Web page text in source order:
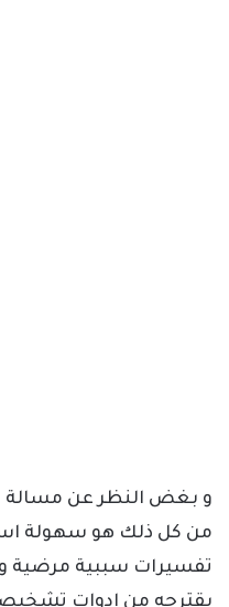
و بغض النظر عن مسالة
من كل ذلك هو سهولة
تفسيرات سببية مرضية